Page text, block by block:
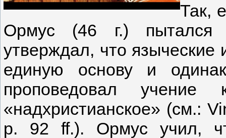
Так,
Ормус (46 г.) пытался
утверждал, что языческие
единую основу и
проповедовал
«надхристианское» (см.:
p. 92 ff.). Ормус учил,